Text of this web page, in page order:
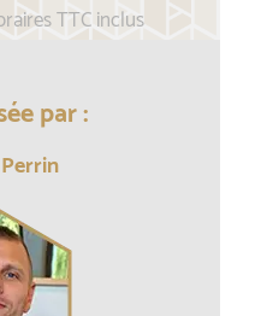
TTC inclus
par :